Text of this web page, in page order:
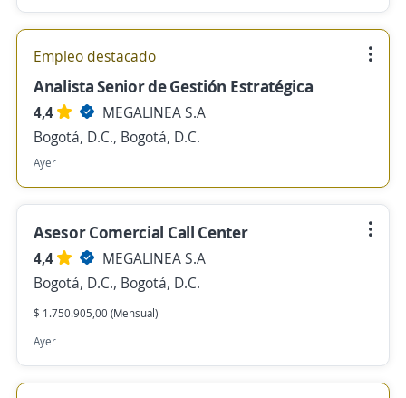
Empleo destacado
Analista Senior de Gestión Estratégica
4,4
MEGALINEA S.A
Bogotá, D.C., Bogotá, D.C.
Ayer
Asesor Comercial Call Center
4,4
MEGALINEA S.A
Bogotá, D.C., Bogotá, D.C.
$ 1.750.905,00 (Mensual)
Ayer